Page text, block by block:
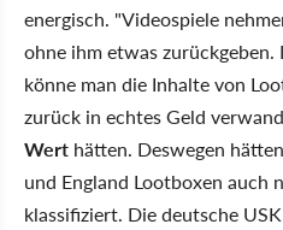
energisch. "Videospiele
ohne ihm etwas zurückgeben.
könne man die Inhalte von
zurück in echtes Geld
Wert hätten. Deswegen
und England Lootboxen auch
klassifiziert. Die deutsche